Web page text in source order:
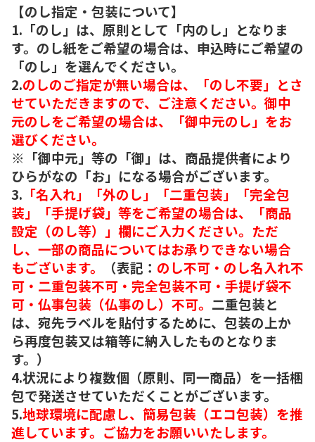
【のし指定・包装について】
1.「のし」は、原則として「内のし」となりま
す。のし紙をご希望の場合は、申込時にご希望の
「のし」を選んでください。
2.のしのご指定が無い場合は、「のし不要」とさ
せていただきますので、ご注意ください。御中
元のしをご希望の場合は、「御中元のし」をお
選びください。
※「御中元」等の「御」は、商品提供者により
ひらがなの「お」になる場合がございます。
3. 「名入れ」「外のし」「二重包装」「完全包
装」「手提げ袋」等をご希望の場合は、「商品
設定（のし等）」欄にご入力ください。ただ
し、一部の商品についてはお承りできない場合
もございます。
（表記： のし不可・のし名入れ不
可・二重包装不可・完全包装不可・手提げ袋不
可・仏事包装（仏事のし）不可。 二重包装と
は、宛先ラベルを貼付するために、包装の上か
ら再度包装又は箱等に納入したものとなりま
す。）
4.状況により複数個（原則、同一商品）を一括梱
包で発送させていただくことがございます。
5.地球環境に配慮し、簡易包装（エコ包装）を推
進しています。ご協力をお願いいたします。